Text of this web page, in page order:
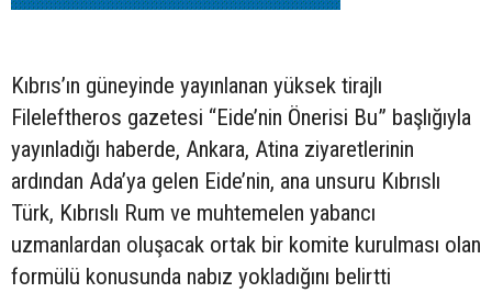
Kıbrıs’ın güneyinde yayınlanan yüksek tirajlı
Fileleftheros gazetesi “Eide’nin Önerisi Bu” başlığıyla
yayınladığı haberde, Ankara, Atina ziyaretlerinin
ardından Ada’ya gelen Eide’nin, ana unsuru Kıbrıslı
Türk, Kıbrıslı Rum ve muhtemelen yabancı
uzmanlardan oluşacak ortak bir komite kurulması olan
formülü konusunda nabız yokladığını belirtti